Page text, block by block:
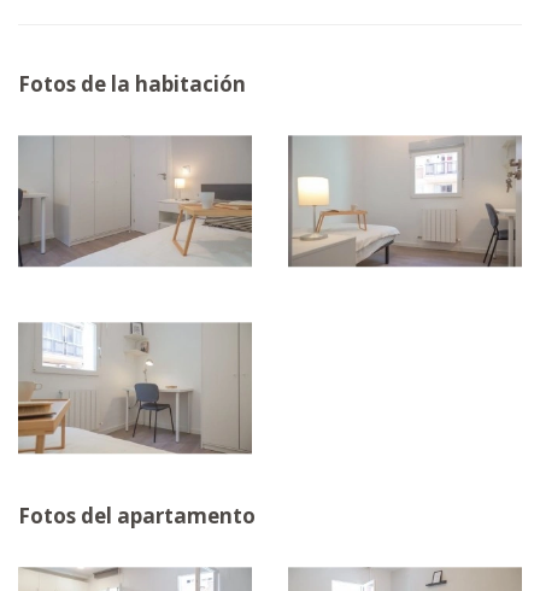
Fotos de la habitación
Fotos del apartamento